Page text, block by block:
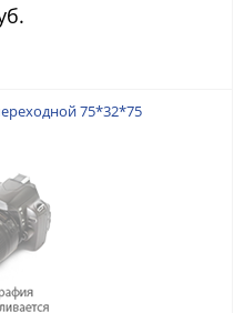
75*32*75